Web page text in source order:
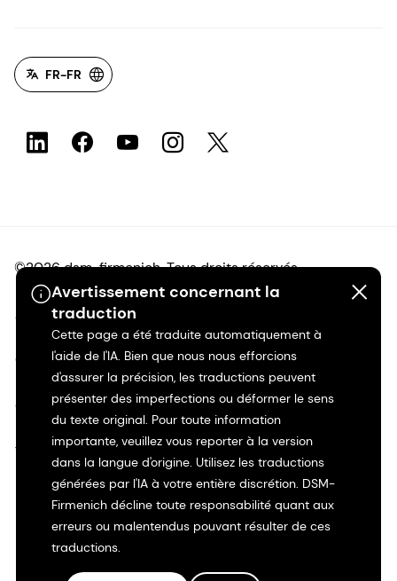
Avertissement concernant la
traduction
Cette page a été traduite automatiquement à
l'aide de l'IA. Bien que nous nous efforcions
d'assurer la précision, les traductions peuvent
présenter des imperfections ou déformer le sens
du texte original. Pour toute information
importante, veuillez vous reporter à la version
dans la langue d'origine. Utilisez les traductions
générées par l'IA à votre entière discrétion. DSM-
Firmenich décline toute responsabilité quant aux
erreurs ou malentendus pouvant résulter de ces
traductions.
FR-FR
©2026 dsm-firmenich. Tous droits réservés.
Avis de confidentialité
Conditions d'utilisation
Conditions d'utilisation
Transparence en Californie
Déclaration d'accessibilité
Informations juridiques